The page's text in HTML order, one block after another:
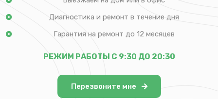
Диагностика и ремонт в течение дня
Гарантия на ремонт до 12 месяцев
РЕЖИМ РАБОТЫ С 9:30 ДО 20:30
Перезвоните мне